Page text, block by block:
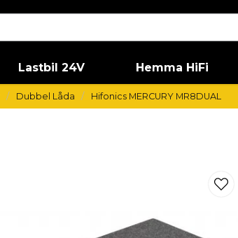
Lastbil 24V Hemma HiFi
Dubbel Låda Hifonics MERCURY MR8DUAL